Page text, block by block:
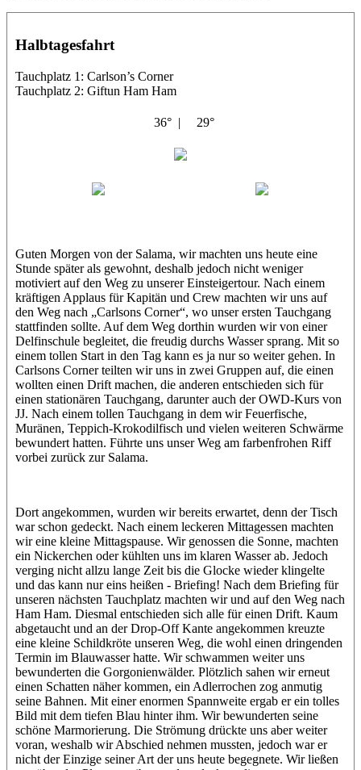
Halbtagesfahrt
Tauchplatz 1: Carlson’s Corner
Tauchplatz 2: Giftun Ham Ham
36° | 29°
Guten Morgen von der Salama, wir machten uns heute eine
Stunde später als gewohnt, deshalb jedoch nicht weniger
motiviert auf den Weg zu unserer Einsteigertour. Nach einem
kräftigen Applaus für Kapitän und Crew machten wir uns auf
den Weg nach „Carlsons Corner“, wo unser ersten Tauchgang
stattfinden sollte. Auf dem Weg dorthin wurden wir von einer
Delfinschule begleitet, die freudig durchs Wasser sprang. Mit so
einem tollen Start in den Tag kann es ja nur so weiter gehen. In
Carlsons Corner teilten wir uns in zwei Gruppen auf, die einen
wollten einen Drift machen, die anderen entschieden sich für
einen stationären Tauchgang, darunter auch der OWD-Kurs von
JJ. Nach einem tollen Tauchgang in dem wir Feuerfische,
Muränen, Teppich-Krokodilfisch und vielen weiteren Schwärme
bewundert hatten. Führte uns unser Weg am farbenfrohen Riff
vorbei zurück zur Salama.
Dort angekommen, wurden wir bereits erwartet, denn der Tisch
war schon gedeckt. Nach einem leckeren Mittagessen machten
wir eine kleine Mittagspause. Wir genossen die Sonne, machten
ein Nickerchen oder kühlten uns im klaren Wasser ab. Jedoch
verging nicht allzu lange Zeit bis die Glocke wieder klingelte
und das kann nur eins heißen - Briefing! Nach dem Briefing für
unseren nächsten Tauchplatz machten wir und auf den Weg nach
Ham Ham. Diesmal entschieden sich alle für einen Drift. Kaum
abgetaucht und an der Drop-Off Kante angekommen kreuzte
eine kleine Schildkröte unseren Weg, die wohl einen dringenden
Termin im Blauwasser hatte. Wir schwammen weiter uns
bewunderten die Gorgonienwälder. Plötzlich sahen wir erneut
einen Schatten näher kommen, ein Adlerrochen zog anmutig
seine Bahnen. Mit einer enormen Spannweite ergab er ein tolles
Bild mit dem tiefen Blau hinter ihm. Wir bewunderten seine
schöne Marmorierung. Die Strömung drückte uns aber weiter
voran, weshalb wir Abschied nehmen mussten, jedoch war er
nicht der Einzige seiner Art der uns heute begegnete. Wir ließen